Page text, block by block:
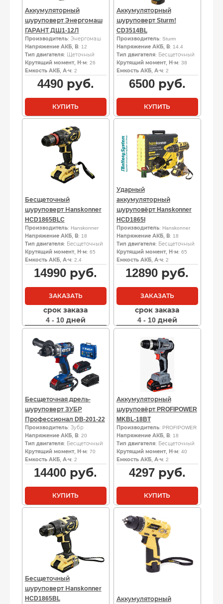
Аккумуляторный
шуруповерт Энергомаш
ГАРАНТ ДШ1-12Л
Производитель: Энергомаш
Напряжение АКБ, В: 12
Тип двигателя: Щеточный
Крутящий момент, Н·м: 26
Емкость АКБ, А·ч: 2
4490руб.
КУПИТЬ
Аккумуляторный
шуруповерт Sturm!
CD3514BL
Производитель: Sturm
Напряжение АКБ, В: 14.4
Тип двигателя: Бесщеточный
Крутящий момент, Н·м: 38
Емкость АКБ, А·ч: 2
6500руб.
КУПИТЬ
Бесщеточный
шуруповерт Наnskоnnеr
HCD1865BLC
Производитель: Hanskonner
Напряжение АКБ, В: 18
Тип двигателя: Бесщеточный
Крутящий момент, Н·м: 65
Емкость АКБ, А·ч: 2.4
14990 руб.
ЗАКАЗАТЬ
срок заказа
4 - 10 дней
Ударный
аккумуляторный
шуруповёрт Hanskonner
HCD1865I
Производитель: Hanskonner
Напряжение АКБ, В: 18
Тип двигателя: Бесщеточный
Крутящий момент, Н·м: 65
Емкость АКБ, А·ч: 2
12890 руб.
ЗАКАЗАТЬ
срок заказа
4 - 10 дней
Бесщеточная дрель-
шуруповерт ЗУБР
Профессионал DB-201-22
Производитель: Зубр
Напряжение АКБ, В: 20
Тип двигателя: Бесщеточный
Крутящий момент, Н·м: 70
Емкость АКБ, А·ч: 2
14400 руб.
КУПИТЬ
Аккумуляторный
шуруповёрт PROFIPOWER
MKBL-18BT
Производитель: PROFIPOWER
Напряжение АКБ, В: 18
Тип двигателя: Бесщеточный
Крутящий момент, Н·м: 40
Емкость АКБ, А·ч: 2
4297руб.
КУПИТЬ
Бесщеточный
шуруповерт Наnskоnnеr
HCD1865BL
Аккумуляторный